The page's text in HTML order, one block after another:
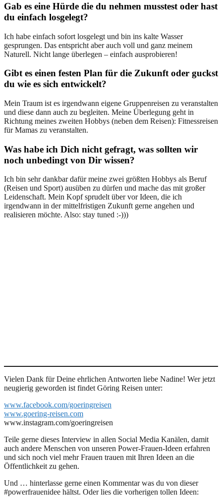
Gab es eine Hürde die du nehmen musstest oder hast
du einfach losgelegt?
Ich habe einfach sofort losgelegt und bin ins kalte Wasser
gesprungen. Das entspricht aber auch voll und ganz meinem
Naturell. Nicht lange überlegen – einfach ausprobieren!
Gibt es einen festen Plan für die Zukunft oder guckst
du wie es sich entwickelt?
Mein Traum ist es irgendwann eigene Gruppenreisen zu veranstalten
und diese dann auch zu begleiten. Meine Überlegung geht in
Richtung meines zweiten Hobbys (neben dem Reisen): Fitnessreisen
für Mamas zu veranstalten.
Was habe ich Dich nicht gefragt, was sollten wir
noch unbedingt von Dir wissen?
Ich bin sehr dankbar dafür meine zwei größten Hobbys als Beruf
(Reisen und Sport) ausüben zu dürfen und mache das mit großer
Leidenschaft. Mein Kopf sprudelt über vor Ideen, die ich
irgendwann in der mittelfristigen Zukunft gerne angehen und
realisieren möchte. Also: stay tuned :-)))
Vielen Dank für Deine ehrlichen Antworten liebe Nadine! Wer jetzt
neugierig geworden ist findet Göring Reisen unter:
www.facebook.com/goeringreisen
www.goering-reisen.com
www.instagram.com/goeringreisen
Teile gerne dieses Interview in allen Social Media Kanälen, damit
auch andere Menschen von unseren Power-Frauen-Ideen erfahren
und sich noch viel mehr Frauen trauen mit Ihren Ideen an die
Öffentlichkeit zu gehen.
Und … hinterlasse gerne einen Kommentar was du von dieser
#powerfrauenidee hältst. Oder lies die vorherigen tollen Ideen: